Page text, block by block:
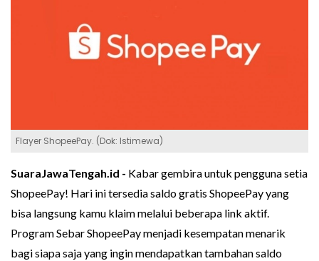
Flayer ShopeePay. (Dok: Istimewa)
SuaraJawaTengah.id - Kabar gembira untuk pengguna setia
ShopeePay! Hari ini tersedia saldo gratis ShopeePay yang
bisa langsung kamu klaim melalui beberapa link aktif.
Program Sebar ShopeePay menjadi kesempatan menarik
bagi siapa saja yang ingin mendapatkan tambahan saldo